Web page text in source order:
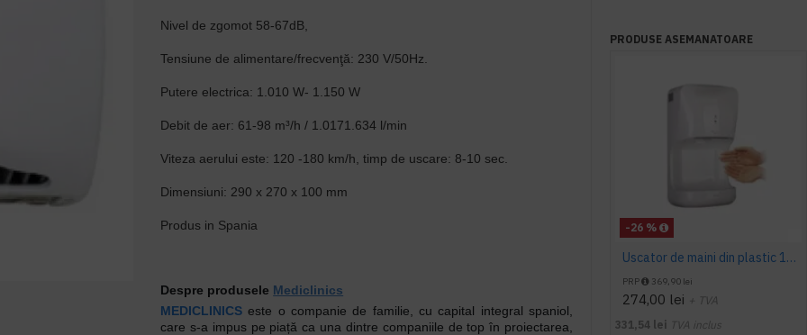
Nivel de zgomot 58-67dB,
Tensiune de alimentare/frecvenţă: 230 V/50Hz.
Putere electrica: 1.010 W- 1.150 W
Debit de aer: 61-98 m³/h / 1.0171.634 l/min
Viteza aerului este: 120 -180 km/h, timp de uscare: 8-10 sec.
Dimensiuni: 290 x 270 x 100 mm
Produs in Spania
Despre produsele Mediclinics
MEDICLINICS este o companie de familie, cu capital integral spaniol,
care s-a impus pe piață ca una dintre companiile de top în proiectarea,
PRODUSE ASEMANATOARE
-26 %
Uscator de maini din plastic 1400 W AQAS
PRP 369,90 lei
274,00 lei + TVA
331,54 lei TVA inclus